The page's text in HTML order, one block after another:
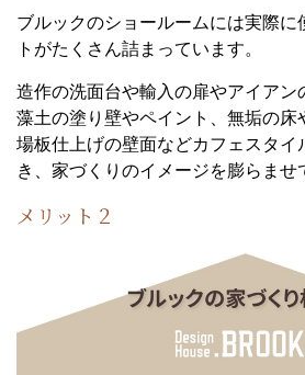
ブルックのショールームには実際に
トがたくさん詰まっています。
造作の洗面台や輸入の扉やアイアン
藻土の塗り壁やペイント、無垢の床
場板仕上げの壁面などカフェスタイ
き、家づくりのイメージを膨らませ
メリット２